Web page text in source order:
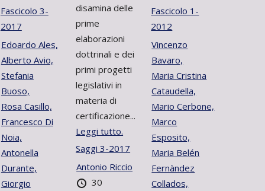
Fascicolo 3-
2017
Edoardo Ales,
Alberto Avio,
Stefania
Buoso,
Rosa Casillo,
Francesco Di
Noia,
Antonella
Durante,
Giorgio
disamina delle
prime
elaborazioni
dottrinali e dei
primi progetti
legislativi in
materia di
certificazione...
Leggi tutto.
Saggi 3-2017
Antonio Riccio
30
Fascicolo 1-
2012
Vincenzo
Bavaro,
Maria Cristina
Cataudella,
Mario Cerbone,
Marco
Esposito,
Maria Belén
Fernàndez
Collados,